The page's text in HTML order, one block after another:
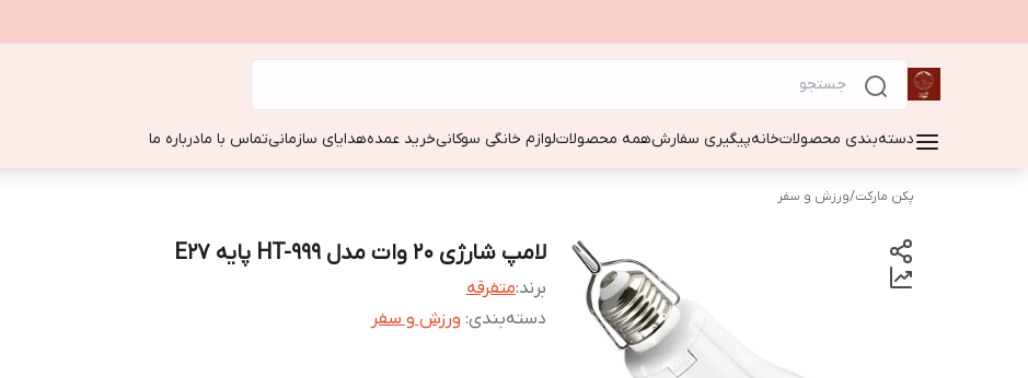
دسته‌بندی محصولاتخانهپیگیری سفارشهمه محصولاتلوازم خانگی سوکانیخرید عمدههدایای سازمانیتماس با مادرباره ما
پکن مارکت/ورزش و سفر
لامپ شارژی 20 وات مدل HT-999 پایه E27
برند:متفرقه
دسته‌بندی: ورزش و سفر